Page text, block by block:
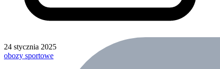
24 stycznia 2025
obozy sportowe